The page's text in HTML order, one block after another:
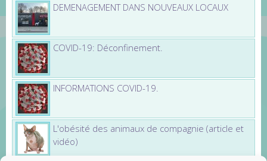
DEMENAGEMENT DANS NOUVEAUX LOCAUX
COVID-19: Déconfinement.
INFORMATIONS COVID-19.
L'obésité des animaux de compagnie (article et
vidéo)